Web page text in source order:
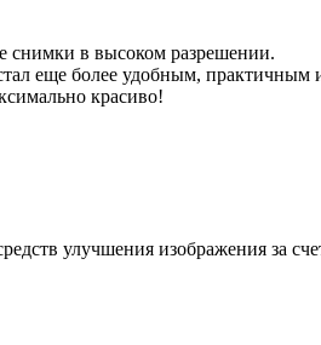
снимки в высоком разрешении.
еще более удобным, практичным
красиво!
улучшения изображения за